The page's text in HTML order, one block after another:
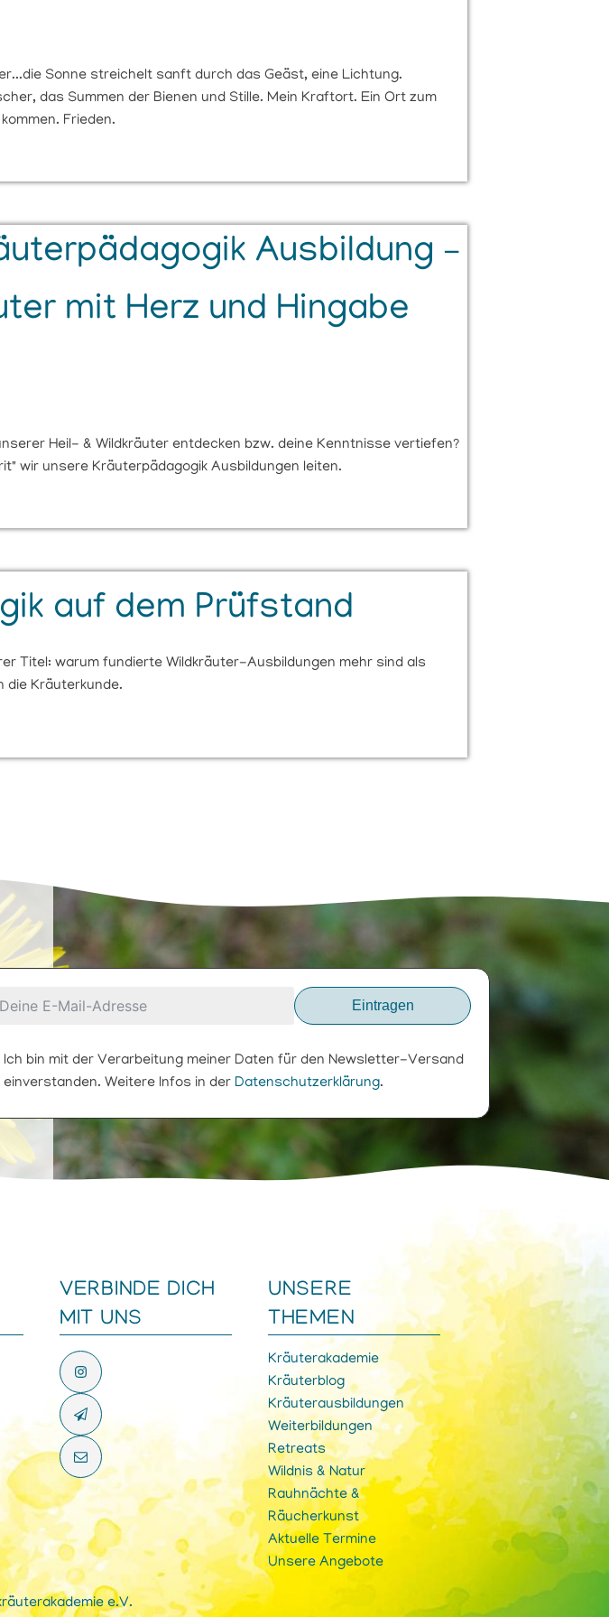
Sonne streichelt sanft durch das Geäst, eine Lichtung.
das Summen der Bienen und Stille. Mein Kraftort. Ein Ort zum
Frieden.
Ausbildung –
mit Herz und Hingabe
Heil- & Wildkräuter entdecken bzw. deine Kenntnisse vertiefen?
wir unsere Kräuterpädagogik Ausbildungen leiten.
auf dem Prüfstand
Titel: warum fundierte Wildkräuter-Ausbildungen mehr sind als
die Kräuterkunde.
Eintragen
Ich bin mit der Verarbeitung meiner Daten für den Newsletter-Versand
einverstanden. Weitere Infos in der Datenschutzerklärung.
VERBINDE DICH
MIT UNS
UNSERE
THEMEN
Kräuterakademie
Kräuterblog
Kräuterausbildungen
Weiterbildungen
Retreats
Wildnis & Natur
Rauhnächte &
Räucherkunst
Aktuelle Termine
Unsere Angebote
e.V.